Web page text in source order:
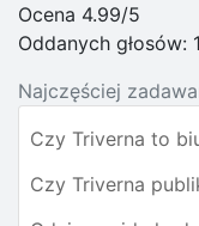
Ocena 4.99/5
Oddanych głosów:
Najczęściej
Czy Triverna to
Czy Triverna